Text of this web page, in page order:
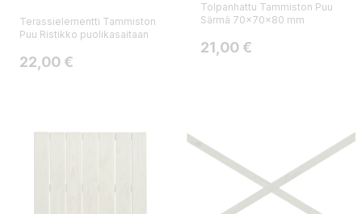
Terassielementti Tammiston
Puu Ristikko puolikasaitaan
Hinta
22,00 €
Tolpanhattu Tammiston Puu
Särmä 70x70x80 mm
Hinta
21,00 €